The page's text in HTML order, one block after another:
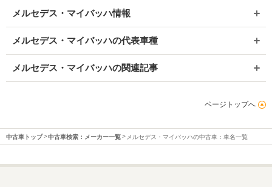
メルセデス・マイバッハ情報
メルセデス・マイバッハの代表車種
メルセデス・マイバッハの関連記事
ページトップへ
中古車トップ 中古車検索：メーカー一覧 メルセデス・マイバッハの中古車：車名一覧